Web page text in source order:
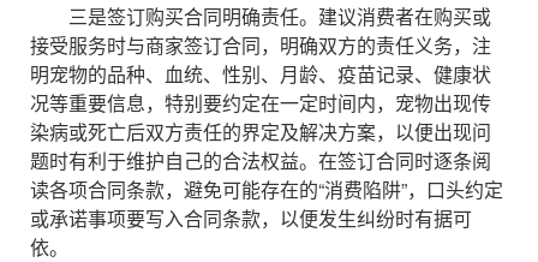
三是签订购买合同明确责任。建议消费者在购买或
接受服务时与商家签订合同，明确双方的责任义务，注
明宠物的品种、血统、性别、月龄、疫苗记录、健康状
况等重要信息，特别要约定在一定时间内，宠物出现传
染病或死亡后双方责任的界定及解决方案，以便出现问
题时有利于维护自己的合法权益。在签订合同时逐条阅
读各项合同条款，避免可能存在的“消费陷阱”，口头约定
或承诺事项要写入合同条款，以便发生纠纷时有据可
依。